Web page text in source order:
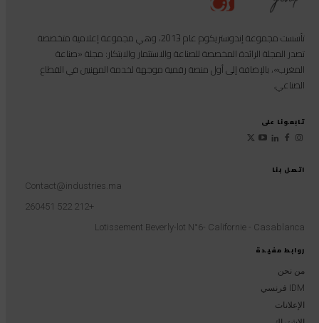
روابط مفيدة
من نحن
IDM فرنسي
الإعلانات
اتصل بنا
Contact@industries.ma
+212 522 260451
Lotissement Beverly-lot N°6- Californie - Casablanca
تأسست مجموعة إندوستريكوم عام 2013، وهي مجموعة إعلامية متخصصة
تصدر المجلة الرائدة المخصصة للصناعة والاستثمار والابتكار: مجلة «صناعة
المغرب»، بالإضافة إلى أول منصة رقمية موجهة لخدمة المهنيين في القطاع
الصناعي.
تابعونا على